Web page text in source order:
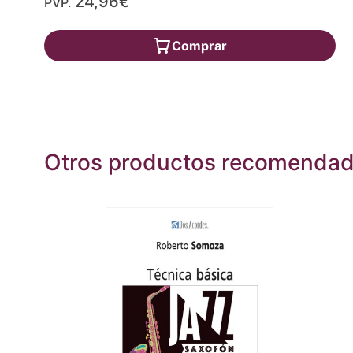
Comprar
Otros productos